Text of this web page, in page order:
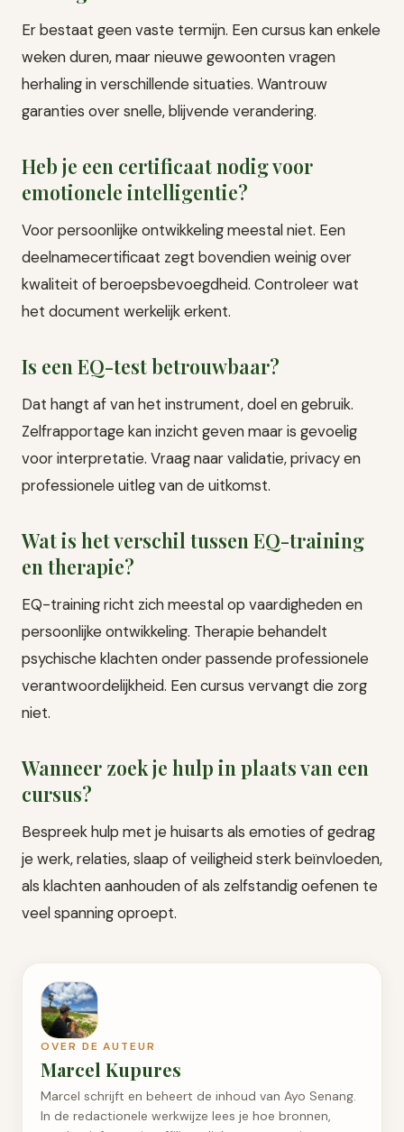
Er bestaat geen vaste termijn. Een cursus kan enkele
weken duren, maar nieuwe gewoonten vragen
herhaling in verschillende situaties. Wantrouw
garanties over snelle, blijvende verandering.
Heb je een certificaat nodig voor
emotionele intelligentie?
Voor persoonlijke ontwikkeling meestal niet. Een
deelnamecertificaat zegt bovendien weinig over
kwaliteit of beroepsbevoegdheid. Controleer wat
het document werkelijk erkent.
Is een EQ-test betrouwbaar?
Dat hangt af van het instrument, doel en gebruik.
Zelfrapportage kan inzicht geven maar is gevoelig
voor interpretatie. Vraag naar validatie, privacy en
professionele uitleg van de uitkomst.
Wat is het verschil tussen EQ-training
en therapie?
EQ-training richt zich meestal op vaardigheden en
persoonlijke ontwikkeling. Therapie behandelt
psychische klachten onder passende professionele
verantwoordelijkheid. Een cursus vervangt die zorg
niet.
Wanneer zoek je hulp in plaats van een
cursus?
Bespreek hulp met je huisarts als emoties of gedrag
je werk, relaties, slaap of veiligheid sterk beïnvloeden,
als klachten aanhouden of als zelfstandig oefenen te
veel spanning oproept.
OVER DE AUTEUR
Marcel Kupures
Marcel schrijft en beheert de inhoud van Ayo Senang.
In de redactionele werkwijze lees je hoe bronnen,